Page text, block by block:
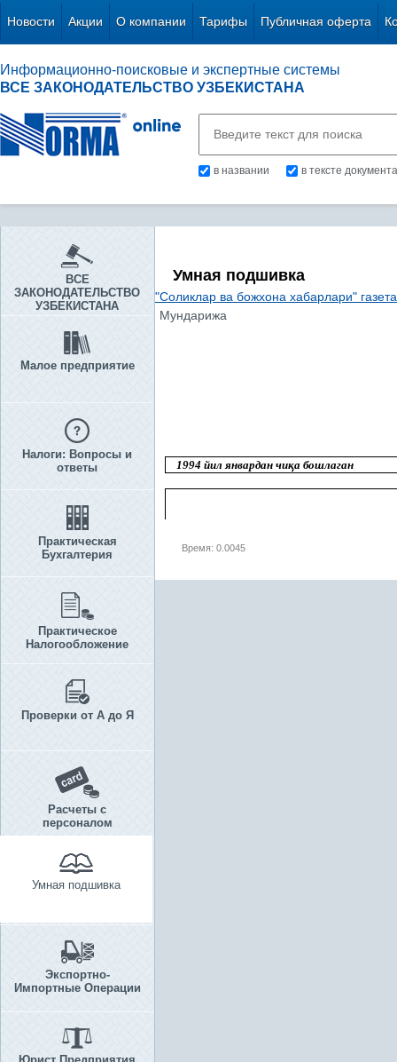
Новости Акции О компании Тарифы Публичная оферта
Информационно-поисковые и экспертные системы
ВСЕ ЗАКОНОДАТЕЛЬСТВО УЗБЕКИСТАНА
в названии в тексте документа
ВСЕ
ЗАКОНОДАТЕЛЬСТВО
УЗБЕКИСТАНА
Малое предприятие
Налоги: Вопросы и
ответы
Практическая
Бухгалтерия
Практическое
Налогообложение
Проверки от А до Я
Расчеты с
персоналом
Умная подшивка
Экспортно-
Импортные Операции
Умная подшивка
"Соликлар ва божхона хабарлари"
Мундарижа
1994 йил январдан чиқа бошлаган
Время: 0.0045